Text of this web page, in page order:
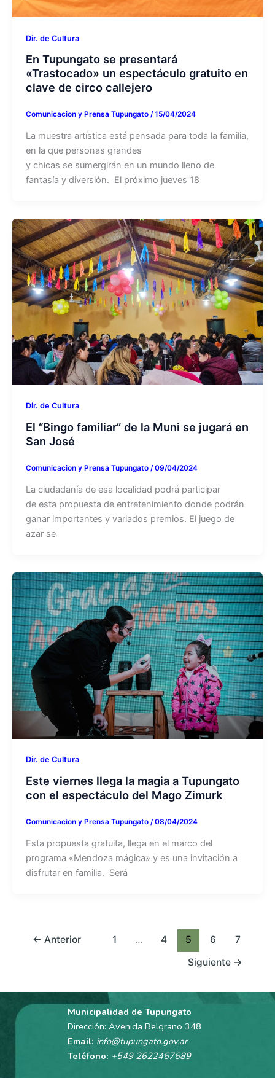
Dir. de Cultura
En Tupungato se presentará
«Trastocado» un espectáculo gratuito en
clave de circo callejero
Comunicacion y Prensa Tupungato /15/04/2024
La muestra artística está pensada para toda la familia,
en la que personas grandes
y chicas se sumergirán en un mundo lleno de
fantasía y diversión. El próximo jueves 18
Dir. de Cultura
El “Bingo familiar” de la Muni se jugará en
San José
Comunicacion y Prensa Tupungato /09/04/2024
La ciudadanía de esa localidad podrá participar
de esta propuesta de entretenimiento donde podrán
ganar importantes y variados premios. El juego de
azar se
Dir. de Cultura
Este viernes llega la magia a Tupungato
con el espectáculo del Mago Zimurk
Comunicacion y Prensa Tupungato /08/04/2024
Esta propuesta gratuita, llega en el marco del
programa «Mendoza mágica» y es una invitación a
disfrutar en familia. Será
← Anterior 1 … 4 5 6
7
Siguiente →
Municipalidad de Tupungato
Dirección: Avenida Belgrano 348
Email: info@tupungato.gov.ar
Teléfono: +549 2622467689